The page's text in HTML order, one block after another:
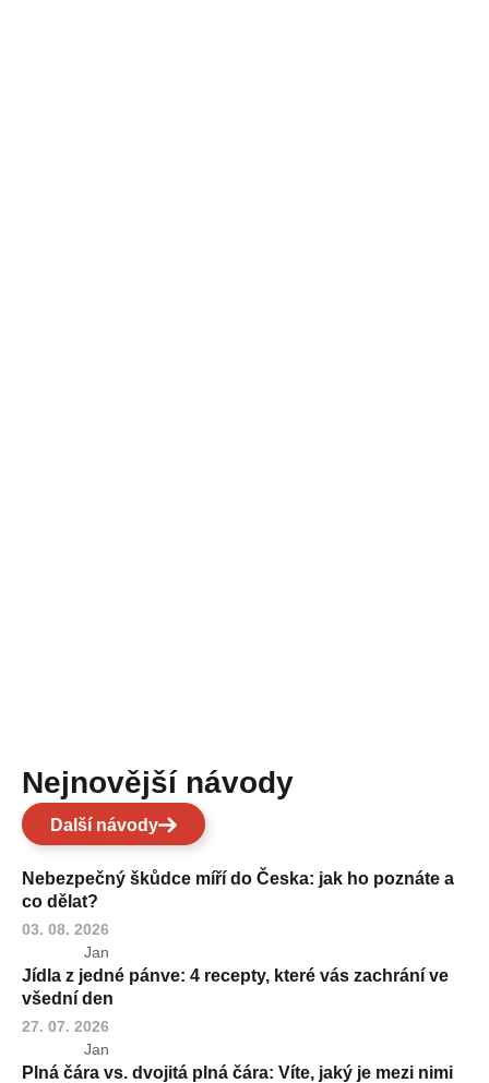
Nejnovější návody
Další návody
Nebezpečný škůdce míří do Česka: jak ho poznáte a
co dělat?
03. 08. 2026
Jan
Jídla z jedné pánve: 4 recepty, které vás zachrání ve
všední den
27. 07. 2026
Jan
Plná čára vs. dvojitá plná čára: Víte, jaký je mezi nimi